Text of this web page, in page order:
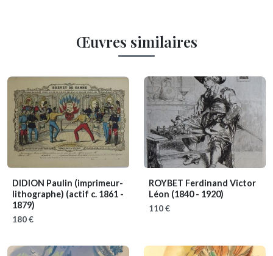
Œuvres similaires
DIDION Paulin (imprimeur-
lithographe) (actif c. 1861 -
1879)
180 €
ROYBET Ferdinand Victor
Léon (1840 - 1920)
110 €